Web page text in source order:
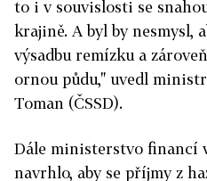
to i v souvislosti se
krajině. A byl by nesmysl,
výsadbu remízku a
ornou půdu," uvedl
Toman (ČSSD).
Dále ministerstvo financí
navrhlo, aby se příjmy z